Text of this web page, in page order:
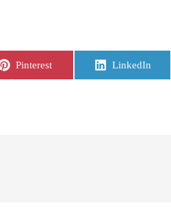
Compartir
Pinterest
Compartir
LinkedIn